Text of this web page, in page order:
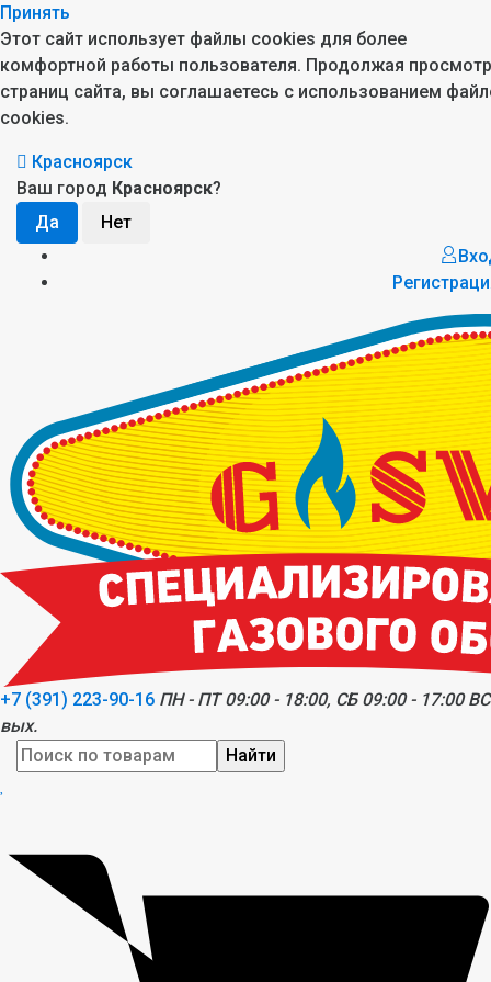
Принять
Этот сайт использует файлы cookies для более
комфортной работы пользователя. Продолжая просмотр
страниц сайта, вы соглашаетесь с использованием
cookies.
Красноярск
Ваш город Красноярск?
+7 (391) 223-90-16 ПН - ПТ 09:00 - 18:00, СБ 09:00 - 17:00
вых.
Найти